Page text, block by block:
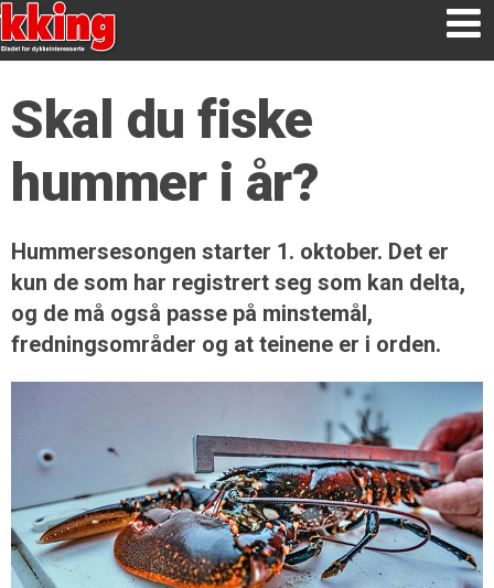
Skal du fiske
hummer i år?
Hummersesongen starter 1. oktober. Det er
kun de som har registrert seg som kan delta,
og de må også passe på minstemål,
fredningsområder og at teinene er i orden.